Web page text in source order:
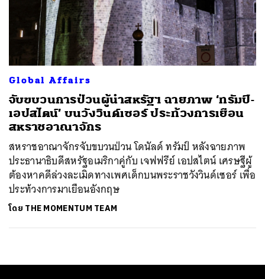
Global Affairs
จับขบวนการป่วนผู้นำสหรัฐฯ ฉายภาพ ‘ทรัมป์-
เอปสไตน์’ บนวังวินด์เซอร์ ประท้วงการเยือน
สหราชอาณาจักร
สหราชอาณาจักรจับขบวนป่วน โดนัลด์ ทรัมป์ หลังฉายภาพ
ประธานาธิบดีสหรัฐอเมริกาคู่กับ เจฟฟรีย์ เอปสไตน์ เศรษฐีผู้
ต้องหาคดีล่วงละเมิดทางเพศเด็กบนพระราชวังวินด์เซอร์ เพื่อ
ประท้วงการมาเยือนอังกฤษ
โดย THE MOMENTUM TEAM
SHARE TWEET LINE EMAIL